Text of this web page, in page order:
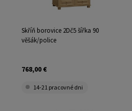
Skříň borovice 2Dč5 šířka 90
věšák/police
768,00 €
14-21 pracovné dni